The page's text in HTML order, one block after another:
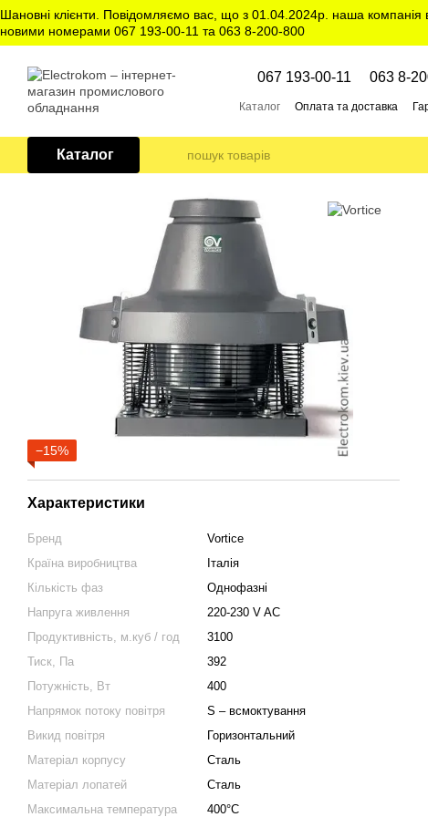
Перейти до основного контенту
Шановні клієнти. Повідомляємо вас, що з 01.04.2024р. наша
новими номерами 067 193-00-11 та 063 8-200-800
067 193-00-11 063 8-
Каталог Оплата та доставка
Каталог
−15%
Характеристики
Бренд
Vortice
Країна виробництва
Італія
Кількість фаз
Однофазні
Напруга живлення
220-230 V AC
Продуктивність, м.куб / год
3100
Тиск, Па
392
Потужність, Вт
400
Напрямок потоку повітря
S – всмоктування
Викид повітря
Горизонтальний
Матеріал корпусу
Сталь
Матеріал лопатей
Сталь
Максимальна температура
400°С